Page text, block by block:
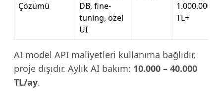
Çözümü
DB, fine-
tuning, özel
UI
1.000.000
TL+
AI model API maliyetleri kullanıma bağlıdır,
proje dışıdır. Aylık AI bakım: 10.000 – 40.000
TL/ay.